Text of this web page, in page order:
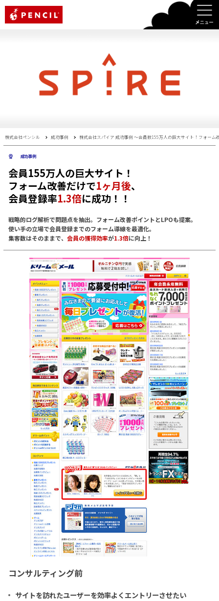
株式会社ペンシル 成功事例 株式会社スパイア 成功事例 〜会員数155万人の巨大サイト！フォー
成功事例
会員155万人の巨大サイト！
フォーム改善だけで1ヶ月後、
会員登録率1.3倍に成功！！
戦略的ログ解析で問題点を抽出。フォーム改善ポイントとLPOも提案。
使い手の立場で会員登録までのフォーム導線を最適化。
集客数はそのままで、 会員の獲得効率が1.3倍に向上！
コンサルティング前
サイトを訪れたユーザーを効率よくエントリーさせたい